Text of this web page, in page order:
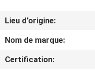
VIDÉOS
LE
Lieu d'origine:
Nom de marque:
Certification: